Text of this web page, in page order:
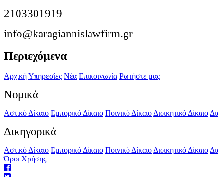
2103301919
info@karagiannislawfirm.gr
Περιεχόμενα
ΑρχικήΥπηρεσίες Νέα Επικοινωνία Ρωτήστε μας
Νομικά
Αστικό Δίκαιο Εμπορικό Δίκαιο Ποινικό Δίκαιο Διοικητικό Δίκαιο
Δικηγορικά
Αστικό Δίκαιο Εμπορικό Δίκαιο Ποινικό Δίκαιο Διοικητικό Δίκαιο
Όροι Χρήσης